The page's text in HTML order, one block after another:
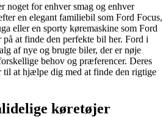
noget for enhver smag og enhver
en elegant familiebil som Ford Focus,
eller en sporty køremaskine som Ford
at finde den perfekte bil her. Ford i
af nye og brugte biler, der er nøje
behov og præferencer. Deres
til at hjælpe dig med at finde den rigtige
køretøjer